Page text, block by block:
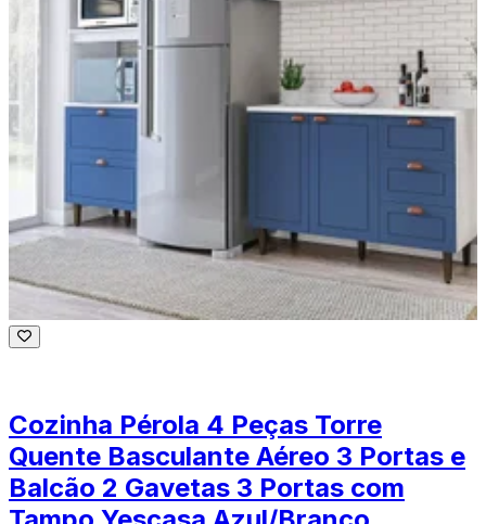
Cozinha Pérola 4 Peças Torre
Quente Basculante Aéreo 3 Portas e
Balcão 2 Gavetas 3 Portas com